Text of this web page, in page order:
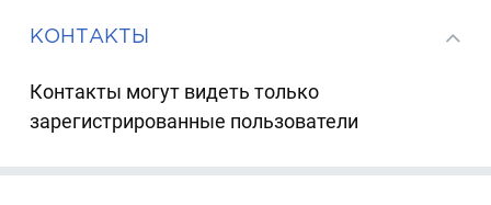
КОНТАКТЫ
Контакты могут видеть только
зарегистрированные пользователи